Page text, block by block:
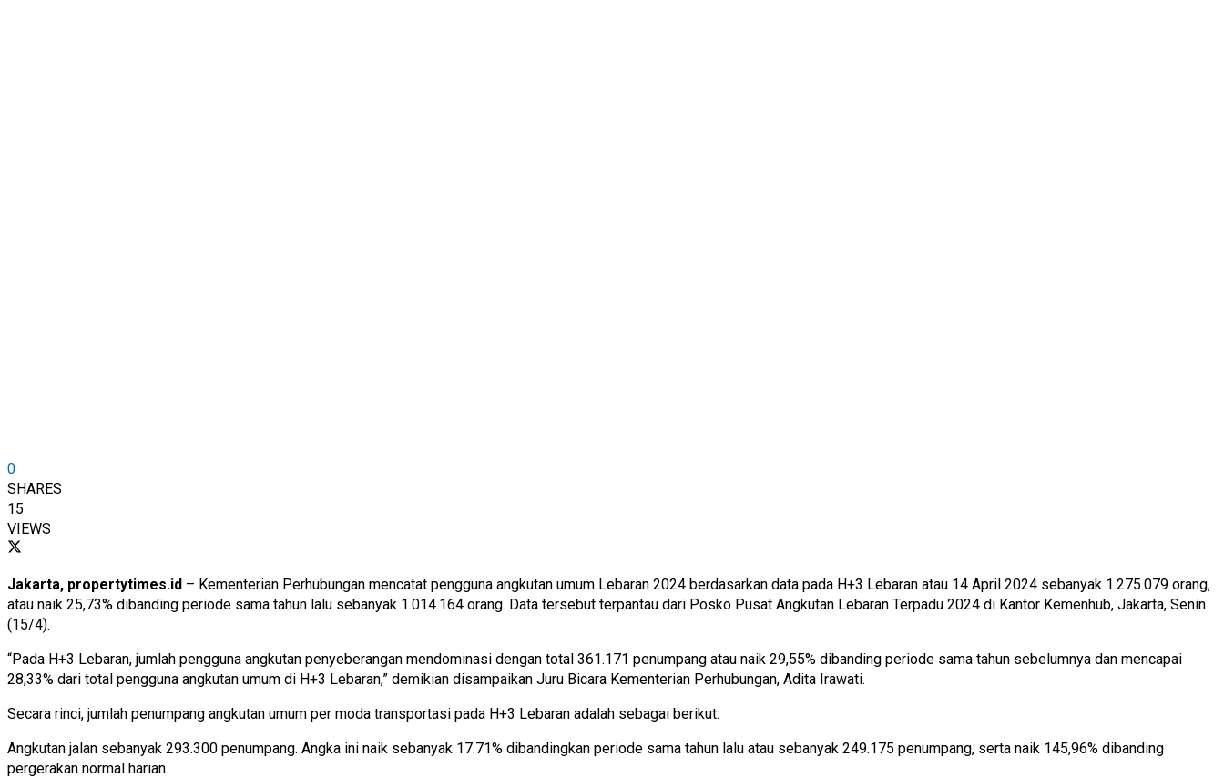
0
SHARES
15
VIEWS
Jakarta, propertytimes.id – Kementerian Perhubungan mencatat pengguna angkutan umum Lebaran 2024 berdasarkan data pada H+3 Lebaran atau 14 April 2024 sebanyak 1.275.079 orang,
atau naik 25,73% dibanding periode sama tahun lalu sebanyak 1.014.164 orang. Data tersebut terpantau dari Posko Pusat Angkutan Lebaran Terpadu 2024 di Kantor Kemenhub, Jakarta, Senin
(15/4).
“Pada H+3 Lebaran, jumlah pengguna angkutan penyeberangan mendominasi dengan total 361.171 penumpang atau naik 29,55% dibanding periode sama tahun sebelumnya dan mencapai
28,33% dari total pengguna angkutan umum di H+3 Lebaran,” demikian disampaikan Juru Bicara Kementerian Perhubungan, Adita Irawati.
Secara rinci, jumlah penumpang angkutan umum per moda transportasi pada H+3 Lebaran adalah sebagai berikut:
Angkutan jalan sebanyak 293.300 penumpang. Angka ini naik sebanyak 17.71% dibandingkan periode sama tahun lalu atau sebanyak 249.175 penumpang, serta naik 145,96% dibanding
pergerakan normal harian.